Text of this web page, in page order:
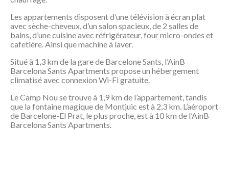
Les appartements disposent d’une télévision à écran plat
avec sèche-cheveux, d’un salon spacieux, de 2 salles de
bains, d’une cuisine avec réfrigérateur, four micro-ondes et
cafetière. Ainsi que machine à laver.
Situé à 1,3 km de la gare de Barcelone Sants, l’AinB
Barcelona Sants Apartments propose un hébergement
climatisé avec connexion Wi-Fi gratuite.
Le Camp Nou se trouve à 1,9 km de l’appartement, tandis
que la fontaine magique de Montjuic est à 2,3 km. L’aéroport
de Barcelone-El Prat, le plus proche, est à 10 km de l’AinB
Barcelona Sants Apartments.